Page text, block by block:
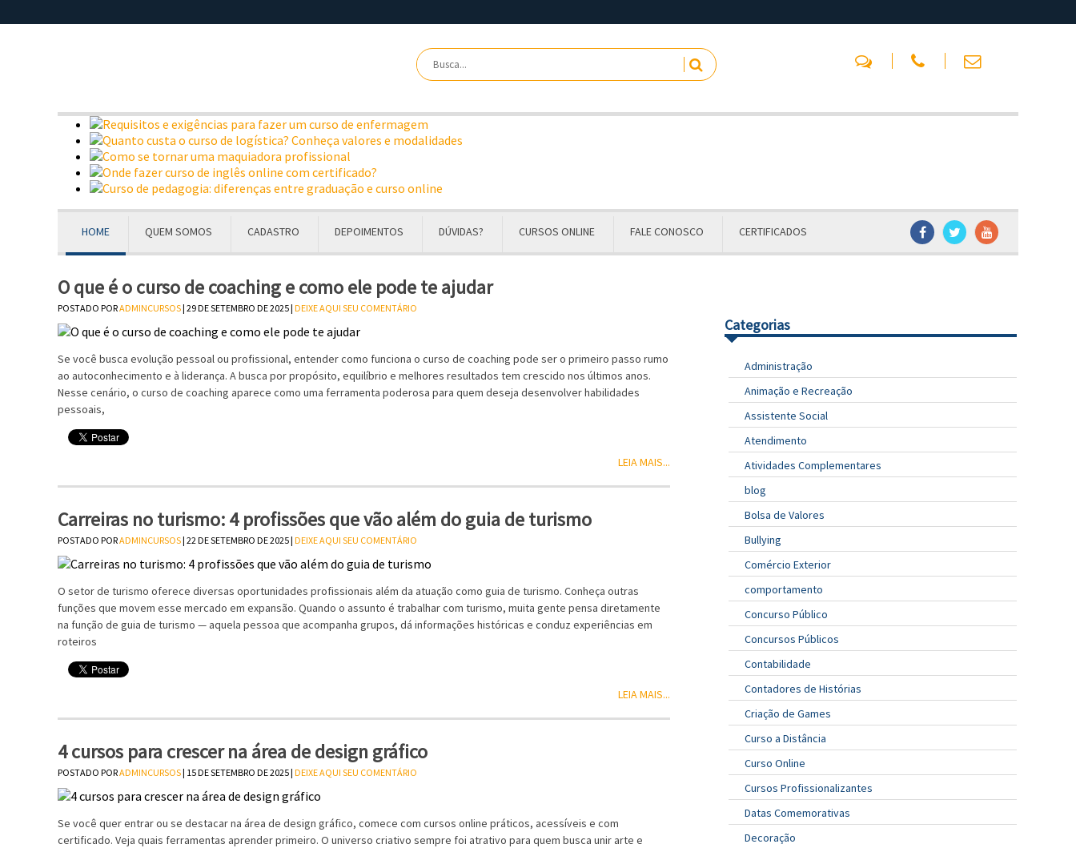
HOME QUEM SOMOS CADASTRO DEPOIMENTOS DÚVIDAS? CURSOS ONLINE FALE CONOSCO CERTIFICADOS
O que é o curso de coaching e como ele pode te ajudar
POSTADO PORADMINCURSOS| 29 DE SETEMBRO DE 2025 | DEIXE AQUI SEU COMENTÁRIO
Se você busca evolução pessoal ou profissional, entender como funciona o curso de coaching pode ser o primeiro passo rumo
ao autoconhecimento e à liderança. A busca por propósito, equilíbrio e melhores resultados tem crescido nos últimos anos.
Nesse cenário, o curso de coaching aparece como uma ferramenta poderosa para quem deseja desenvolver habilidades
pessoais,
LEIA MAIS...
Carreiras no turismo: 4 profissões que vão além do guia de turismo
POSTADO PORADMINCURSOS| 22 DE SETEMBRO DE 2025 | DEIXE AQUI SEU COMENTÁRIO
O setor de turismo oferece diversas oportunidades profissionais além da atuação como guia de turismo. Conheça outras
funções que movem esse mercado em expansão. Quando o assunto é trabalhar com turismo, muita gente pensa diretamente
na função de guia de turismo — aquela pessoa que acompanha grupos, dá informações históricas e conduz experiências em
roteiros
LEIA MAIS...
4 cursos para crescer na área de design gráfico
POSTADO PORADMINCURSOS| 15 DE SETEMBRO DE 2025 | DEIXE AQUI SEU COMENTÁRIO
Se você quer entrar ou se destacar na área de design gráfico, comece com cursos online práticos, acessíveis e com
certificado. Veja quais ferramentas aprender primeiro. O universo criativo sempre foi atrativo para quem busca unir arte e
Categorias
Administração
Animação e Recreação
Assistente Social
Atendimento
Atividades Complementares
blog
Bolsa de Valores
Bullying
Comércio Exterior
comportamento
Concurso Público
Concursos Públicos
Contabilidade
Contadores de Histórias
Criação de Games
Curso a Distância
Curso Online
Cursos Profissionalizantes
Datas Comemorativas
Decoração